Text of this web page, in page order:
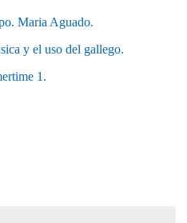
Maria Aguado.
y el uso del gallego.
1.